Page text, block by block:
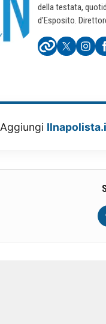
della testata,
d'Esposito.
Aggiungi